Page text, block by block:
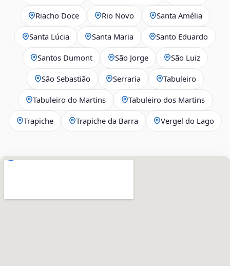
Riacho Doce Rio Novo Santa Amélia
Santa Lúcia Santa Maria Santo Eduardo
Santos Dumont São Jorge São Luiz
São Sebastião Serraria Tabuleiro
Tabuleiro do Martins Tabuleiro dos Martins
Trapiche Trapiche da Barra Vergel do Lago